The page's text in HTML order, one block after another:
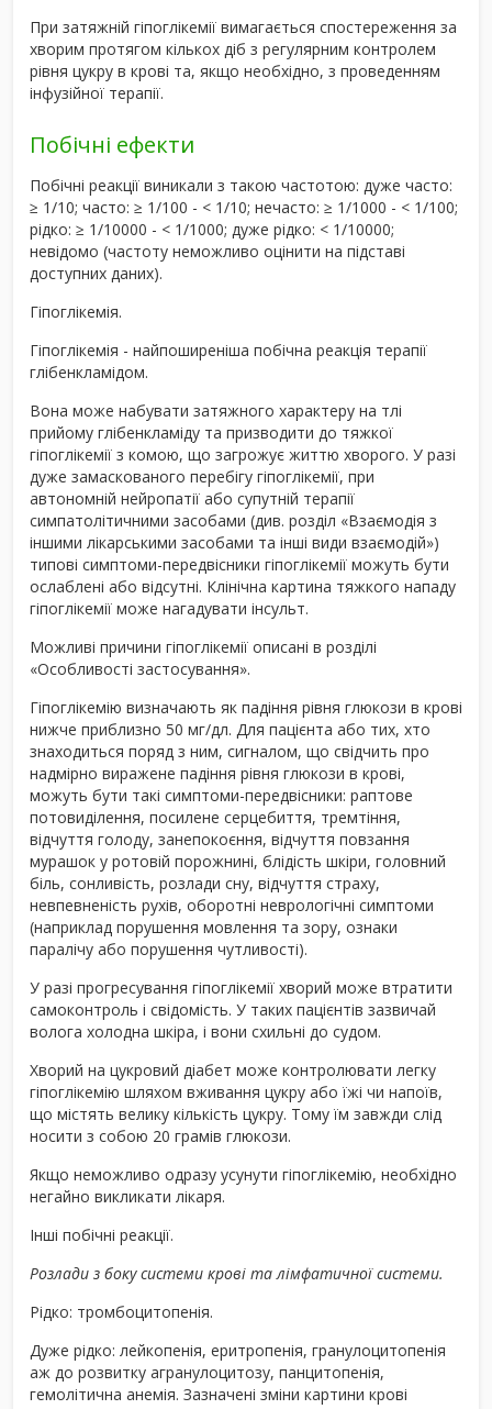
При затяжній гіпоглікемії вимагається спостереження за
хворим протягом кількох діб з регулярним контролем
рівня цукру в крові та, якщо необхідно, з проведенням
інфузійної терапії.
Побічні ефекти
Побічні реакції виникали з такою частотою: дуже часто:
≥ 1/10; часто: ≥ 1/100 - < 1/10; нечасто: ≥ 1/1000 - < 1/100;
рідко: ≥ 1/10000 - < 1/1000; дуже рідко: < 1/10000;
невідомо (частоту неможливо оцінити на підставі
доступних даних).
Гіпоглікемія.
Гіпоглікемія - найпоширеніша побічна реакція терапії
глібенкламідом.
Вона може набувати затяжного характеру на тлі
прийому глібенкламіду та призводити до тяжкої
гіпоглікемії з комою, що загрожує життю хворого. У разі
дуже замаскованого перебігу гіпоглікемії, при
автономній нейропатії або супутній терапії
симпатолітичними засобами (див. розділ «Взаємодія з
іншими лікарськими засобами та інші види взаємодій»)
типові симптоми-передвісники гіпоглікемії можуть бути
ослаблені або відсутні. Клінічна картина тяжкого нападу
гіпоглікемії може нагадувати інсульт.
Можливі причини гіпоглікемії описані в розділі
«Особливості застосування».
Гіпоглікемію визначають як падіння рівня глюкози в крові
нижче приблизно 50 мг/дл. Для пацієнта або тих, хто
знаходиться поряд з ним, сигналом, що свідчить про
надмірно виражене падіння рівня глюкози в крові,
можуть бути такі симптоми-передвісники: раптове
потовиділення, посилене серцебиття, тремтіння,
відчуття голоду, занепокоєння, відчуття повзання
мурашок у ротовій порожнині, блідість шкіри, головний
біль, сонливість, розлади сну, відчуття страху,
невпевненість рухів, оборотні неврологічні симптоми
(наприклад порушення мовлення та зору, ознаки
паралічу або порушення чутливості).
У разі прогресування гіпоглікемії хворий може втратити
самоконтроль і свідомість. У таких пацієнтів зазвичай
волога холодна шкіра, і вони схильні до судом.
Хворий на цукровий діабет може контролювати легку
гіпоглікемію шляхом вживання цукру або їжі чи напоїв,
що містять велику кількість цукру. Тому їм завжди слід
носити з собою 20 грамів глюкози.
Якщо неможливо одразу усунути гіпоглікемію, необхідно
негайно викликати лікаря.
Інші побічні реакції.
Розлади з боку системи крові та лімфатичної системи.
Рідко: тромбоцитопенія.
Дуже рідко: лейкопенія, еритропенія, гранулоцитопенія
аж до розвитку агранулоцитозу, панцитопенія,
гемолітична анемія. Зазначені зміни картини крові